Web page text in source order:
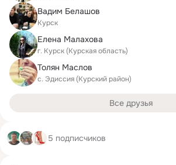
Вадим Белашов
Курск
Елена Малахова
г. Курск (Курская область)
Толян Маслов
с. Эдиссия (Курский район)
Все друзья
5 подписчиков